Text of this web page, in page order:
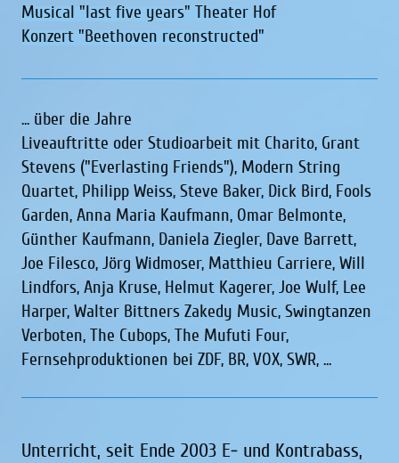
Musical "last five years" Theater Hof
Konzert "Beethoven reconstructed"
... über die Jahre
Liveauftritte oder Studioarbeit mit Charito, Grant
Stevens ("Everlasting Friends"), Modern String
Quartet, Philipp Weiss, Steve Baker, Dick Bird, Fools
Garden, Anna Maria Kaufmann, Omar Belmonte,
Günther Kaufmann, Daniela Ziegler, Dave Barrett,
Joe Filesco, Jörg Widmoser, Matthieu Carriere, Will
Lindfors, Anja Kruse, Helmut Kagerer, Joe Wulf, Lee
Harper, Walter Bittners Zakedy Music, Swingtanzen
Verboten, The Cubops, The Mufuti Four,
Fernsehproduktionen bei ZDF, BR, VOX, SWR, ...
Unterricht, seit Ende 2003 E- und Kontrabass,